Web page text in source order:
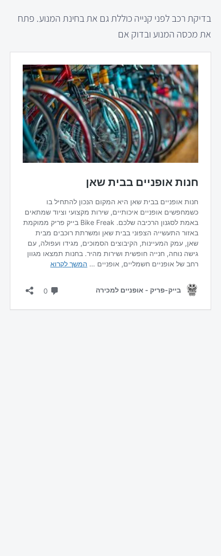
בדיקת רכב לפני קנייה כוללת גם את בחינת המנוע. פתח
את מכסה המנוע ובדוק אם